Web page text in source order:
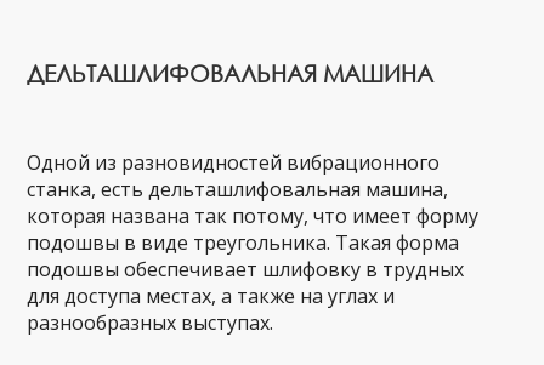
ДЕЛЬТАШЛИФОВАЛЬНАЯ МАШИНА
Одной из разновидностей вибрационного
станка, есть дельташлифовальная машина,
которая названа так потому, что имеет форму
подошвы в виде треугольника. Такая форма
подошвы обеспечивает шлифовку в трудных
для доступа местах, а также на углах и
разнообразных выступах.